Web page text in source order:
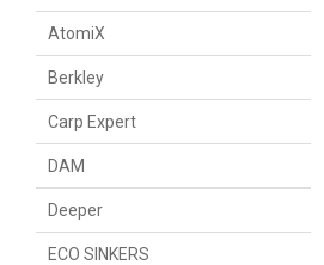
AtomiX
Berkley
Carp Expert
DAM
Deeper
ECO SINKERS